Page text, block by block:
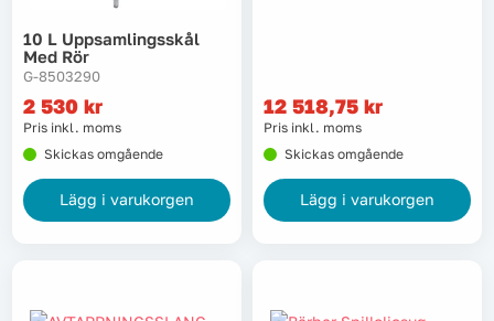
Maskintillbehör & förbrukning
Mätinstrument
Oljor & kem
10 L Uppsamlingsskål
Med Rör
G-8503290
2 530 kr
Pris inkl. moms
Skickas omgående
Lägg i varukorgen
12 518,75 kr
Pris inkl. moms
Skickas omgående
Lägg i varukorgen